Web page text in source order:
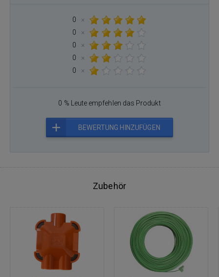
0
×
0
×
0
×
0
×
0
×
0 % Leute empfehlen das Produkt
BEWERTUNG HINZUFÜGEN
Zubehör